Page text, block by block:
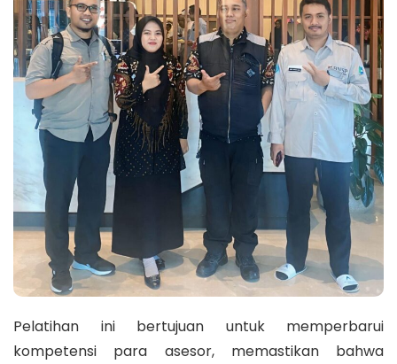
Pelatihan ini bertujuan untuk memperbarui
kompetensi para asesor, memastikan bahwa